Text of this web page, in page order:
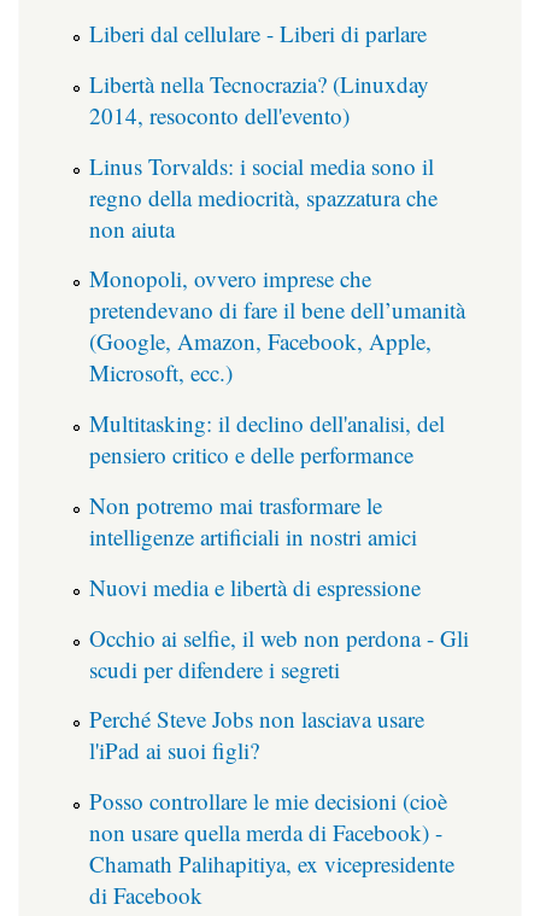
Liberi dal cellulare - Liberi di parlare
Libertà nella Tecnocrazia? (Linuxday
2014, resoconto dell'evento)
Linus Torvalds: i social media sono il
regno della mediocrità, spazzatura che
non aiuta
Monopoli, ovvero imprese che
pretendevano di fare il bene dell’umanità
(Google, Amazon, Facebook, Apple,
Microsoft, ecc.)
Multitasking: il declino dell'analisi, del
pensiero critico e delle performance
Non potremo mai trasformare le
intelligenze artificiali in nostri amici
Nuovi media e libertà di espressione
Occhio ai selfie, il web non perdona - Gli
scudi per difendere i segreti
Perché Steve Jobs non lasciava usare
l'iPad ai suoi figli?
Posso controllare le mie decisioni (cioè
non usare quella merda di Facebook) -
Chamath Palihapitiya, ex vicepresidente
di Facebook